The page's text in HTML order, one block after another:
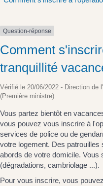
Question-réponse
Comment
tranquillité
Vérifié le 20/06/2022 - Direction de
(Première ministre)
Vous partez bientôt en
vous pouvez vous inscrire à
services de police ou de
votre logement. Des
abords de votre domicile.
(dégradations, cambriolage ...).
Pour vous inscrire, vous